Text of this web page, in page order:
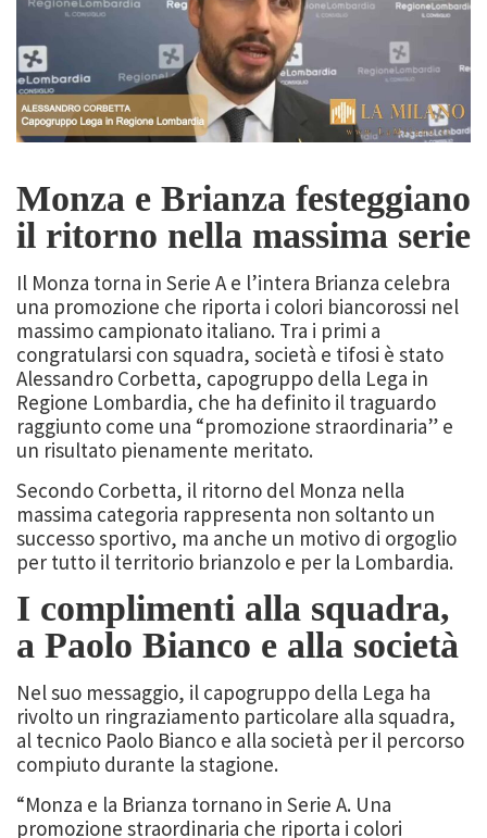
Monza e Brianza festeggiano
il ritorno nella massima serie
Il Monza torna in Serie A e l’intera Brianza celebra
una promozione che riporta i colori biancorossi nel
massimo campionato italiano. Tra i primi a
congratularsi con squadra, società e tifosi è stato
Alessandro Corbetta, capogruppo della Lega in
Regione Lombardia, che ha definito il traguardo
raggiunto come una “promozione straordinaria” e
un risultato pienamente meritato.
Secondo Corbetta, il ritorno del Monza nella
massima categoria rappresenta non soltanto un
successo sportivo, ma anche un motivo di orgoglio
per tutto il territorio brianzolo e per la Lombardia.
I complimenti alla squadra,
a Paolo Bianco e alla società
Nel suo messaggio, il capogruppo della Lega ha
rivolto un ringraziamento particolare alla squadra,
al tecnico Paolo Bianco e alla società per il percorso
compiuto durante la stagione.
“Monza e la Brianza tornano in Serie A. Una
promozione straordinaria che riporta i colori